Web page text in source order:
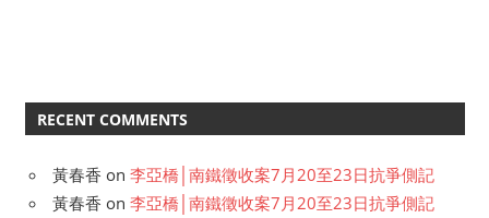
RECENT COMMENTS
黃春香 on 李亞橋│南鐵徵收案7月20至23日抗爭側記
黃春香 on 李亞橋│南鐵徵收案7月20至23日抗爭側記